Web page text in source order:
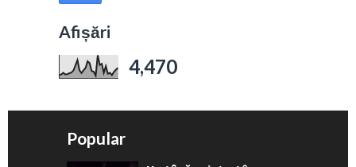
Afișări
4,470
Popular